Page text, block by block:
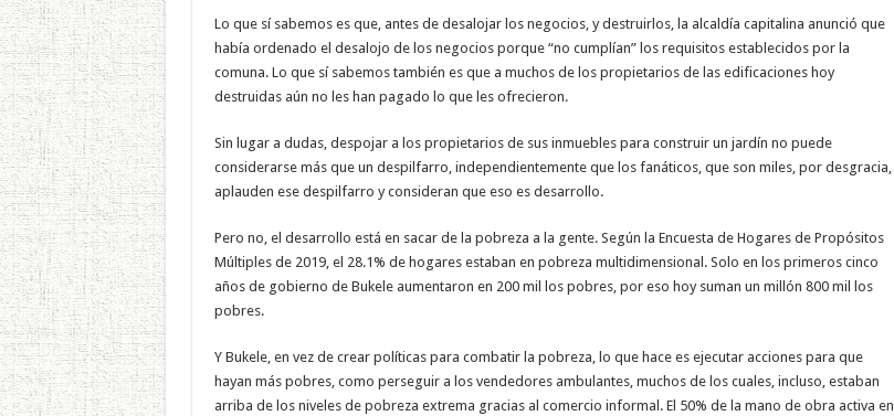
Lo que sí sabemos es que, antes de desalojar los negocios, y destruirlos, la alcaldía capitalina anunció que
había ordenado el desalojo de los negocios porque “no cumplían” los requisitos establecidos por la
comuna. Lo que sí sabemos también es que a muchos de los propietarios de las edificaciones hoy
destruidas aún no les han pagado lo que les ofrecieron.
Sin lugar a dudas, despojar a los propietarios de sus inmuebles para construir un jardín no puede
considerarse más que un despilfarro, independientemente que los fanáticos, que son miles, por desgracia,
aplauden ese despilfarro y consideran que eso es desarrollo.
Pero no, el desarrollo está en sacar de la pobreza a la gente. Según la Encuesta de Hogares de Propósitos
Múltiples de 2019, el 28.1% de hogares estaban en pobreza multidimensional. Solo en los primeros cinco
años de gobierno de Bukele aumentaron en 200 mil los pobres, por eso hoy suman un millón 800 mil los
pobres.
Y Bukele, en vez de crear políticas para combatir la pobreza, lo que hace es ejecutar acciones para que
hayan más pobres, como perseguir a los vendedores ambulantes, muchos de los cuales, incluso, estaban
arriba de los niveles de pobreza extrema gracias al comercio informal. El 50% de la mano de obra activa en